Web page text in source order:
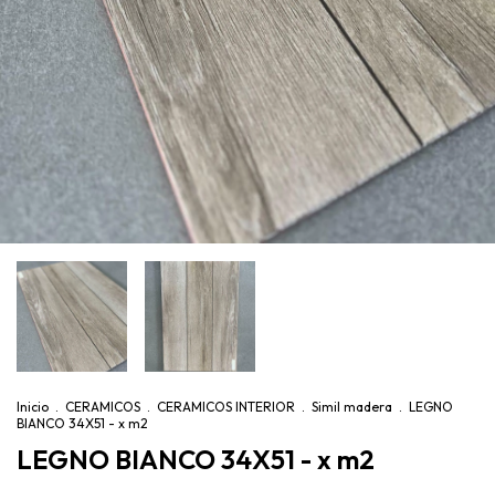
Inicio . CERAMICOS . CERAMICOS INTERIOR . Simil madera . LEGNO
BIANCO 34X51 - x m2
LEGNO BIANCO 34X51 - x m2